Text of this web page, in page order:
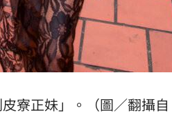
寮正妹」。（圖／翻攝自